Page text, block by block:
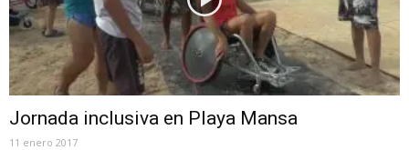
Jornada inclusiva en Playa Mansa
11 enero 2017